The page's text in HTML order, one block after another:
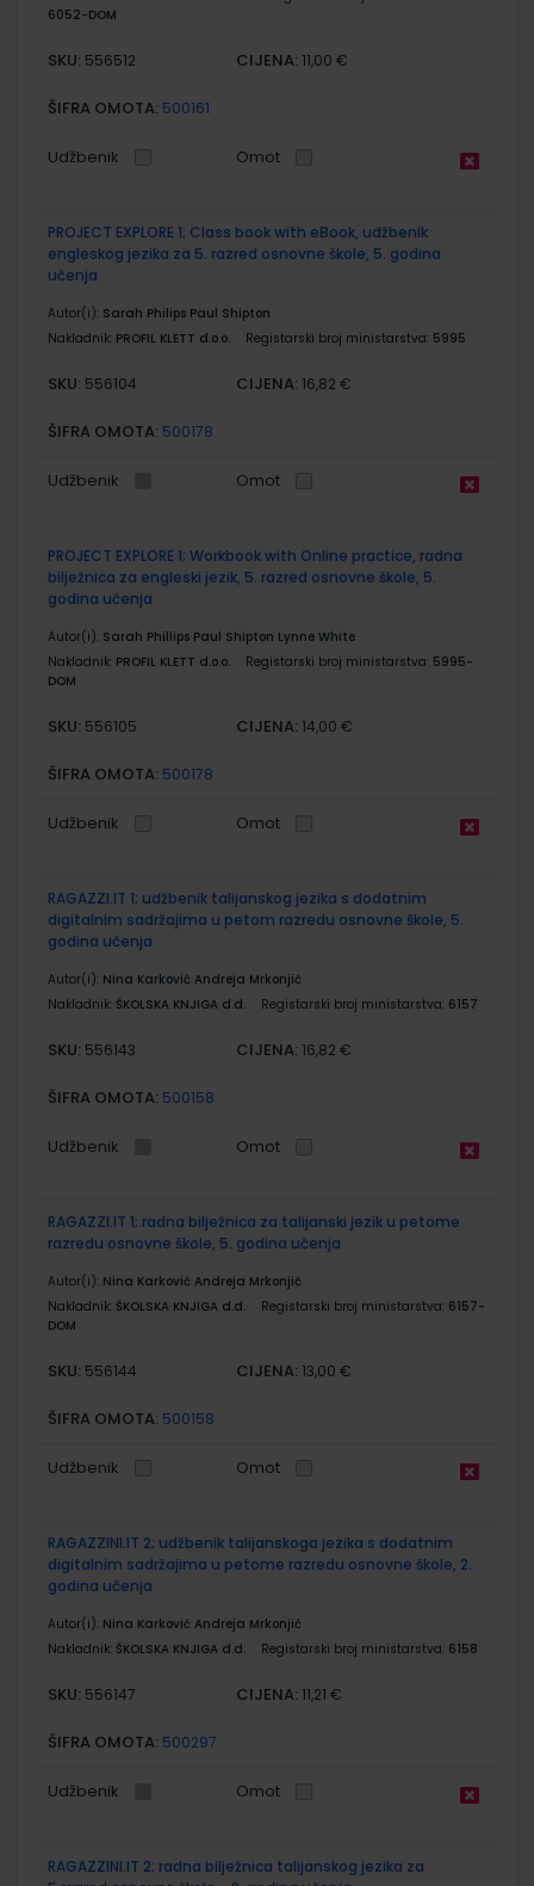
6052-DOM
SKU: 556512 CIJENA: 11,00 €
ŠIFRA OMOTA: 500161
Udžbenik Omot
PROJECT EXPLORE 1; Class book with eBook, udžbenik
engleskog jezika za 5. razred osnovne škole, 5. godina
učenja
Autor(i): Sarah Philips Paul Shipton
Nakladnik: PROFIL KLETT d.o.o. Registarski broj ministarstva: 5995
SKU: 556104 CIJENA: 16,82 €
ŠIFRA OMOTA: 500178
Udžbenik Omot
PROJECT EXPLORE 1; Workbook with Online practice, radna
bilježnica za engleski jezik, 5. razred osnovne škole, 5.
godina učenja
Autor(i): Sarah Phillips Paul Shipton Lynne White
Nakladnik: PROFIL KLETT d.o.o. Registarski broj ministarstva: 5995-
DOM
SKU: 556105 CIJENA: 14,00 €
ŠIFRA OMOTA: 500178
Udžbenik Omot
RAGAZZI.IT 1; udžbenik talijanskog jezika s dodatnim
digitalnim sadržajima u petom razredu osnovne škole, 5.
godina učenja
Autor(i): Nina Karković Andreja Mrkonjić
Nakladnik: ŠKOLSKA KNJIGA d.d. Registarski broj ministarstva: 6157
SKU: 556143 CIJENA: 16,82 €
ŠIFRA OMOTA: 500158
Udžbenik Omot
RAGAZZI.IT 1; radna bilježnica za talijanski jezik u petome
razredu osnovne škole, 5. godina učenja
Autor(i): Nina Karković Andreja Mrkonjić
Nakladnik: ŠKOLSKA KNJIGA d.d. Registarski broj ministarstva: 6157-
DOM
SKU: 556144 CIJENA: 13,00 €
ŠIFRA OMOTA: 500158
Udžbenik Omot
RAGAZZINI.IT 2; udžbenik talijanskoga jezika s dodatnim
digitalnim sadržajima u petome razredu osnovne škole, 2.
godina učenja
Autor(i): Nina Karković Andreja Mrkonjić
Nakladnik: ŠKOLSKA KNJIGA d.d. Registarski broj ministarstva: 6158
SKU: 556147 CIJENA: 11,21 €
ŠIFRA OMOTA: 500297
Udžbenik Omot
RAGAZZINI.IT 2; radna bilježnica talijanskog jezika za